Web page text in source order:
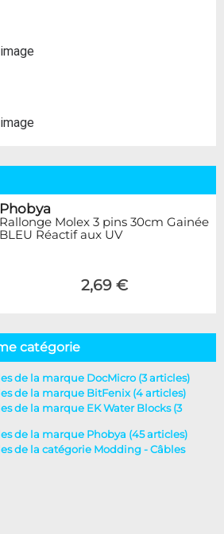
Phobya
Rallonge Molex 3 pins 30cm Gainée
BLEU Réactif aux UV
2,69 €
catégorie
de la marque DocMicro (3 articles)
de la marque BitFenix (4 articles)
de la marque EK Water Blocks (3
de la marque Phobya (45 articles)
de la catégorie Modding - Câbles